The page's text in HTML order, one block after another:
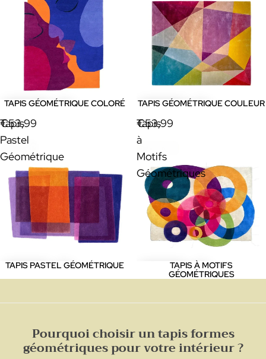
TAPIS GÉOMÉTRIQUE COLORÉ TAPIS GÉOMÉTRIQUE COULEUR
Tapis
Pastel
Géométrique
€53,99
TAPIS PASTEL GÉOMÉTRIQUE
Tapis
à
Motifs
Géométriques
€53,99
TAPIS À MOTIFS
GÉOMÉTRIQUES
Pourquoi choisir un tapis formes
géométriques pour votre intérieur ?